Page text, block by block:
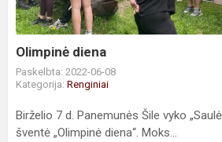
Olimpinė diena
Paskelbta: 2022-06-08
Kategorija: Renginiai
Birželio 7 d. Panemunės Šile vyko
šventė „Olimpinė diena“. Moks...